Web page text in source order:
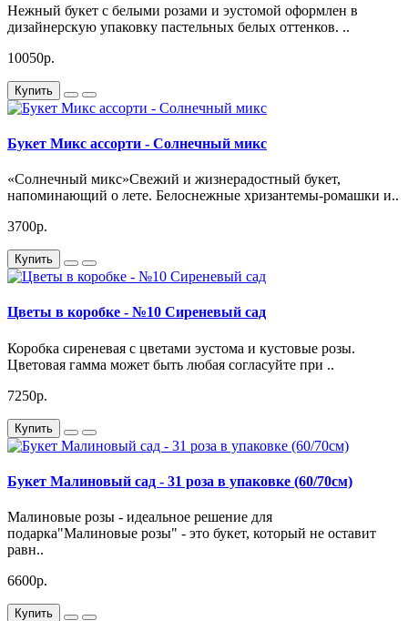
Нежный букет с белыми розами и эустомой оформлен в
дизайнерскую упаковку пастельных белых оттенков. ..
10050р.
Купить
Букет Микс ассорти - Солнечный микс
«Солнечный микс»Свежий и жизнерадостный букет,
напоминающий о лете. Белоснежные хризантемы-ромашки и..
3700р.
Купить
Цветы в коробке - №10 Сиреневый сад
Коробка сиреневая с цветами эустома и кустовые розы.
Цветовая гамма может быть любая согласуйте при ..
7250р.
Купить
Букет Малиновый сад - 31 роза в упаковке (60/70см)
Малиновые розы - идеальное решение для
подарка"Малиновые розы" - это букет, который не оставит
равн..
6600р.
Купить